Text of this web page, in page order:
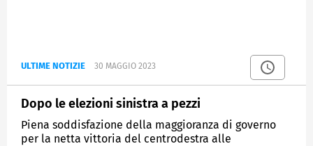
ULTIME NOTIZIE 30 MAGGIO 2023
Dopo le elezioni sinistra a pezzi
Piena soddisfazione della maggioranza di governo
per la netta vittoria del centrodestra alle